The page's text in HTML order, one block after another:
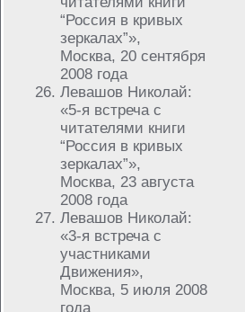
“Россия в кривых
зеркалах”»,
Москва, 20 сентября
2008 года
Левашов Николай:
«5-я встреча с
читателями книги
“Россия в кривых
зеркалах”»,
Москва, 23 августа
2008 года
Левашов Николай:
«3-я встреча с
участниками
Движения»,
Москва, 5 июля 2008
года